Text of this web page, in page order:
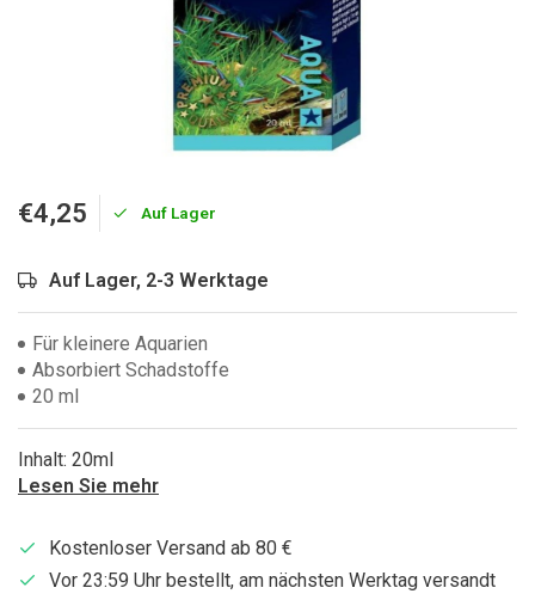
€4,25 Auf Lager
Auf Lager, 2-3 Werktage
Für kleinere Aquarien
Absorbiert Schadstoffe
20 ml
Inhalt: 20ml
Lesen Sie mehr
Kostenloser Versand ab 80 €
Vor 23:59 Uhr bestellt, am nächsten Werktag versandt